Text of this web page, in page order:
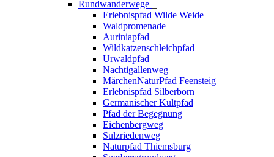
Rundwanderwege
Erlebnispfad Wilde Weide
Waldpromenade
Auriniapfad
Wildkatzenschleichpfad
Urwaldpfad
Nachtigallenweg
MärchenNaturPfad Feensteig
Erlebnispfad Silberborn
Germanischer Kultpfad
Pfad der Begegnung
Eichenbergweg
Sulzriedenweg
Naturpfad Thiemsburg